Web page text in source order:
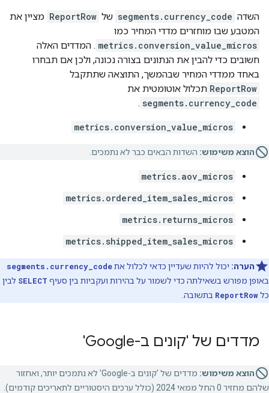
השדה segments.currency_code של ReportRow מציין את
המטבע שבו מוחזרים מדדי המחיר כמו
metrics.conversion_value_micros . המדדים האלה
חשובים כדי להבין את הנתונים בצורה נכונה, ולכן אם תבחרו
באחד ממדדי המחיר שבהמשך, התוצאה שתתקבל
ReportRow תכלול אוטומטית את
segments.currency_code
.
metrics.conversion_value_micros
הוצא משימוש: השדות הבאים כבר לא נתמכים.
metrics.aov_micros
metrics.ordered_item_sales_micros
metrics.returns_micros
metrics.shipped_item_sales_micros
הערה: יכול להיות שעדיין כדאי לכלול אתsegments.currency_code
באופן מפורש בשאילתה כדי לשמור על בהירות ועקביות בין סעיף SELECT לבין
כלReportRow בתשובה.
מדדים של 'קונים ב-Google'
הוצא משימוש:
מדדים של 'קונים ב-Google' לא נתמכים יותר, ואחזור
שלהם מחזיר 0 החל ממאי 2024 (כולל ערכים היסטוריים לתאריכים קודמים).